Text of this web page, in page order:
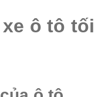
ô tô tối